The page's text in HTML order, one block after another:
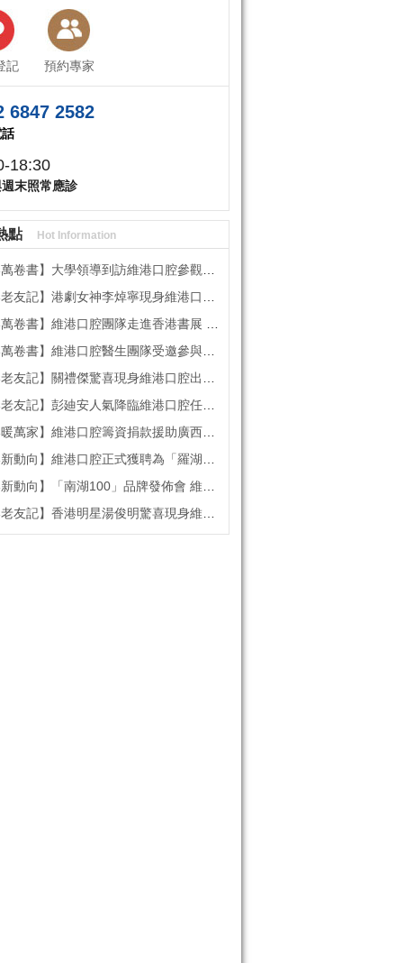
記 預約專家
6847 2582
18:30
末照常應診
點 Hot Information
】大學領導到訪維港口腔參觀交流 高度讚賞院感消毒與規範化管理
記】港劇女神李焯寧現身維港口腔擔任一日店長，分享護牙心得
書】維港口腔團隊走進香港書展 感受閱讀力量拓寬專業視野
維港口腔醫生團隊受邀參與美國登士柏西諾德專題研討 聚焦無牙頜種植修復前沿策略
】關禮傑驚喜現身維港口腔出任明星一日CEO 即場演繹同分享經驗！
】彭廸安人氣降臨維港口腔任明星一日店長 勁歌熱舞快閃表演點燃全場！
】維港口腔籌資捐款援助廣西洪澇災區 攜手香港廣西南寧同鄉會共獻愛心
向】維港口腔正式獲聘為「羅湖區社會醫療機構行業協會監事單位」
向】「南湖100」品牌發佈會 維港口腔獲評「突出貢獻企業」殊榮
記】香港明星湯俊明驚喜現身維港口腔 擔任明星一日店長！